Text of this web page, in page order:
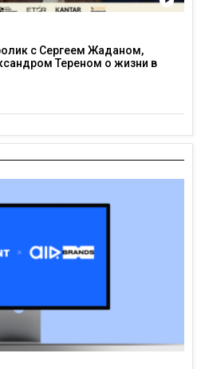
с Сергеем Жаданом,
Тереном о жизни в